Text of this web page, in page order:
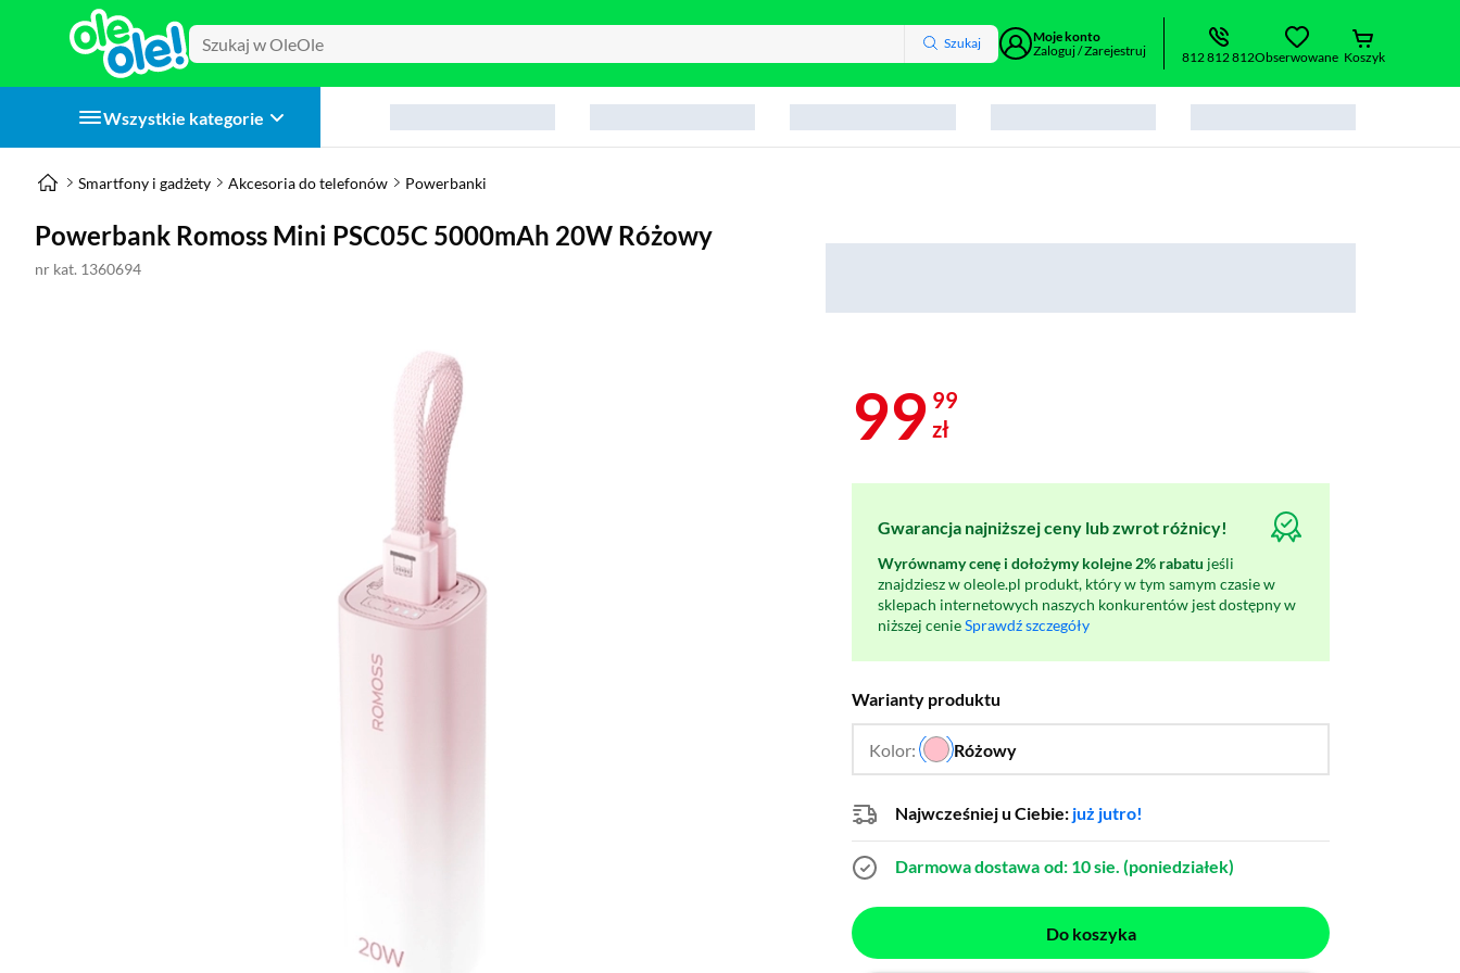
Szukaj
Moje konto
Zaloguj / Zarejestruj
812 812 812Obserwowane Koszyk
Wszystkie kategorie
Smartfony i gadżety Akcesoria do telefonów Powerbanki
Powerbank Romoss Mini PSC05C 5000mAh 20W Różowy
nr kat. 1360694
99 99
zł
Gwarancja najniższej ceny lub zwrot różnicy!
Wyrównamy cenę i dołożymy kolejne 2% rabatu jeśli
znajdziesz w oleole.pl produkt, który w tym samym czasie w
sklepach internetowych naszych konkurentów jest dostępny w
niższej cenieSprawdź szczegóły
Warianty produktu
Kolor: Różowy
…
Najwcześniej u Ciebie: już jutro!
Darmowa dostawa od: 10 sie. (poniedziałek)
Do koszyka